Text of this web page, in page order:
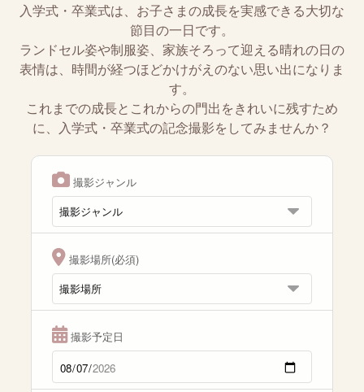
入学式・卒業式は、お子さまの成長を実感できる大切な
節目の一日です。
ランドセル姿や制服姿、家族そろって迎える晴れの日の
表情は、時間が経つほどかけがえのない思い出になりま
す。
これまでの成長とこれからの門出をきれいに残すため
に、入学式・卒業式の記念撮影をしてみませんか？
撮影ジャンル
撮影場所(必須)
撮影予定日